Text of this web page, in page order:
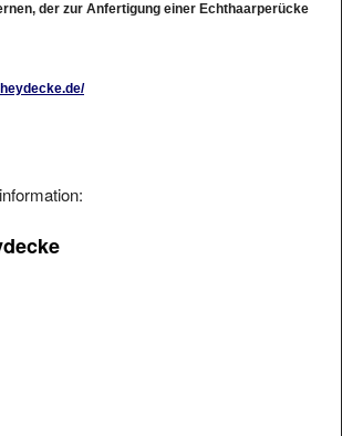
der zur Anfertigung einer Echthaarperücke